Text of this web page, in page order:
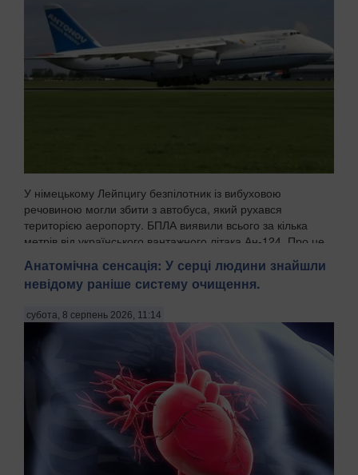
У німецькому Лейпцигу безпілотник із вибуховою
речовиною могли збити з автобуса, який рухався
територією аеропорту. БПЛА виявили всього за кілька
метрів від українського вантажного літака Ан-124. Про це
пише WELT із посиланням на німецькі органи безпек...
Анатомічна сенсація: У серці людини знайшли
невідому раніше систему очищення.
субота, 8 серпень 2026, 11:14